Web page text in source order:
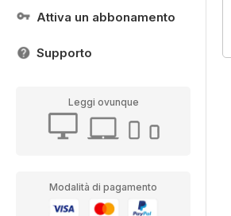
Attiva un abbonamento
Supporto
Leggi ovunque
Modalità di pagamento